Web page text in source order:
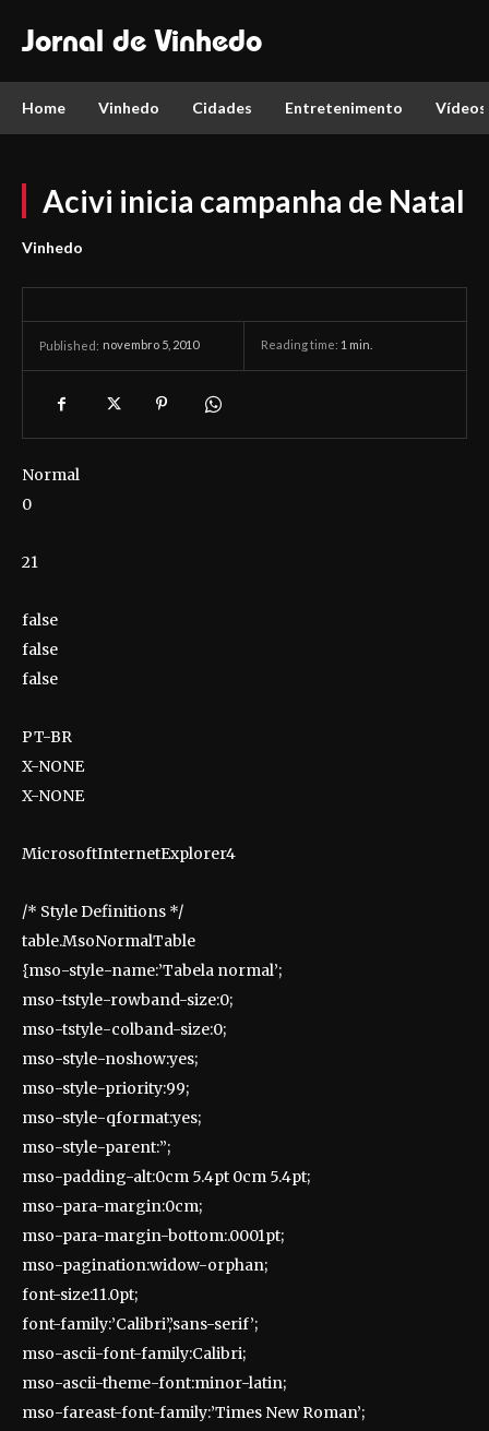
Jornal de Vinhedo
Home Vinhedo Cidades Entretenimento Vídeos
Acivi inicia campanha de Natal
Vinhedo
Published: novembro 5, 2010 Reading time: 1 min.
Normal
0
21
false
false
false
PT-BR
X-NONE
X-NONE
MicrosoftInternetExplorer4
/* Style Definitions */
table.MsoNormalTable
{mso-style-name:’Tabela normal’;
mso-tstyle-rowband-size:0;
mso-tstyle-colband-size:0;
mso-style-noshow:yes;
mso-style-priority:99;
mso-style-qformat:yes;
mso-style-parent:”;
mso-padding-alt:0cm 5.4pt 0cm 5.4pt;
mso-para-margin:0cm;
mso-para-margin-bottom:.0001pt;
mso-pagination:widow-orphan;
font-size:11.0pt;
font-family:’Calibri’,’sans-serif’;
mso-ascii-font-family:Calibri;
mso-ascii-theme-font:minor-latin;
mso-fareast-font-family:’Times New Roman’;